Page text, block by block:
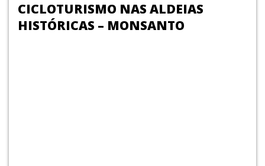
CICLOTURISMO NAS ALDEIAS
HISTÓRICAS – MONSANTO